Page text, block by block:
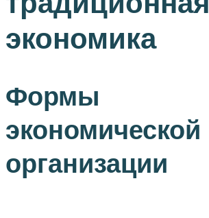
экономика
Формы
экономической
организации